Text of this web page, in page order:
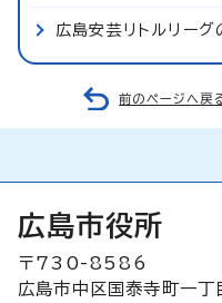
広島安芸リトルリーグ
前のページへ戻
広島市役所
〒730-8586
広島市中区国泰寺町一